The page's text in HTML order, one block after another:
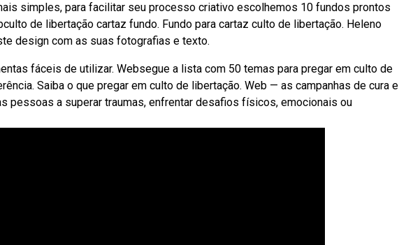
simples, para facilitar seu processo criativo escolhemos 10 fundos prontos
de libertação cartaz fundo. Fundo para cartaz culto de libertação. Heleno
design com as suas fotografias e texto.
fáceis de utilizar. Websegue a lista com 50 temas para pregar em culto de
Saiba o que pregar em culto de libertação. Web — as campanhas de cura e
pessoas a superar traumas, enfrentar desafios físicos, emocionais ou